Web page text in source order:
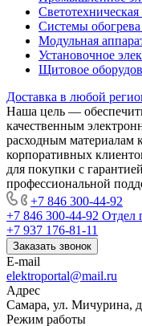
Системы
Модульная
Установочное
Щитовое
Доставка в любой
Наша цель —
качественным
расходным материалам
корпоративных
для покупки с
профессиональной
+7 846 300-44-92
+7 846 300-44-92 Отдел
+7 937 176-81-11
Заказать звонок
E-mail
elektroportal@mail.ru
Адрес
Самара, ул. Мичурина,
Режим работы